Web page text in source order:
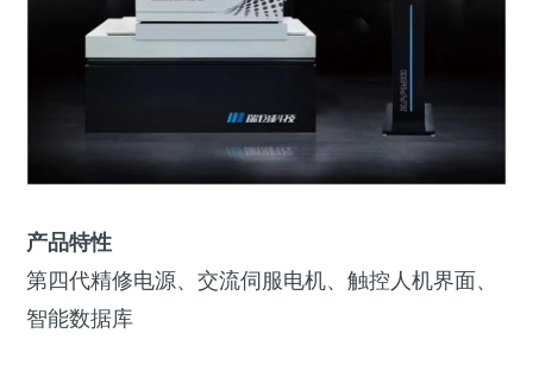
产品特性
第四代精修电源、交流伺服电机、触控人机界面、
智能数据库